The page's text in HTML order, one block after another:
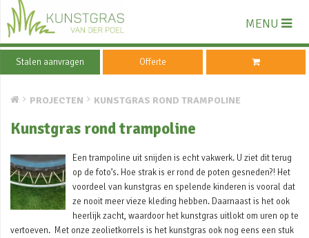
MENU
Stalen aanvragen Offerte
PROJECTEN KUNSTGRAS ROND TRAMPOLINE
Kunstgras rond trampoline
Een trampoline uit snijden is echt vakwerk. U ziet dit terug
op de foto’s. Hoe strak is er rond de poten gesneden?! Het
voordeel van kunstgras en spelende kinderen is vooral dat
ze nooit meer vieze kleding hebben. Daarnaast is het ook
heerlijk zacht, waardoor het kunstgras uitlokt om uren op te
vertoeven. Met onze zeolietkorrels is het kunstgras ook nog eens een stuk